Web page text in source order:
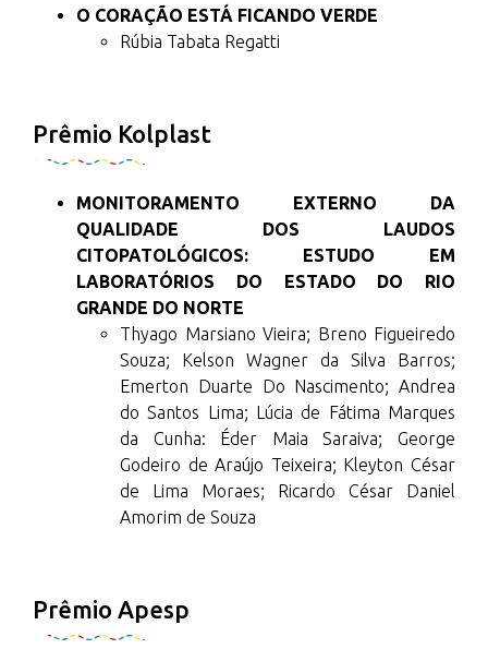
O CORAÇÃO ESTÁ FICANDO VERDE
Rúbia Tabata Regatti
Prêmio Kolplast
MONITORAMENTO EXTERNO DA
QUALIDADE DOS LAUDOS
CITOPATOLÓGICOS: ESTUDO EM
LABORATÓRIOS DO ESTADO DO RIO
GRANDE DO NORTE
Thyago Marsiano Vieira; Breno Figueiredo
Souza; Kelson Wagner da Silva Barros;
Emerton Duarte Do Nascimento; Andrea
do Santos Lima; Lúcia de Fátima Marques
da Cunha: Éder Maia Saraiva; George
Godeiro de Araújo Teixeira; Kleyton César
de Lima Moraes; Ricardo César Daniel
Amorim de Souza
Prêmio Apesp